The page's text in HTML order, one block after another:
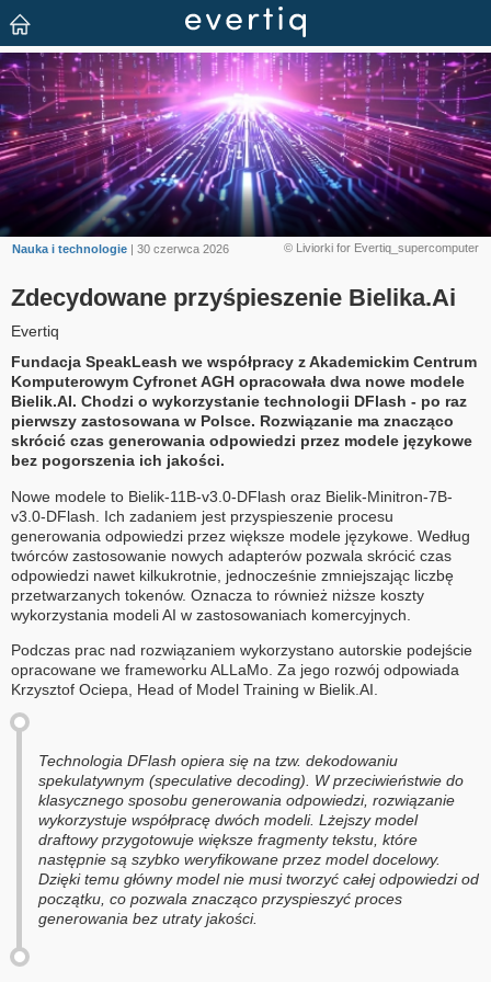
© Liviorki for Evertiq_supercomputer
Nauka i technologie | 30 czerwca 2026
Zdecydowane przyśpieszenie Bielika.Ai
Evertiq
Fundacja SpeakLeash we współpracy z Akademickim Centrum
Komputerowym Cyfronet AGH opracowała dwa nowe modele
Bielik.AI. Chodzi o wykorzystanie technologii DFlash - po raz
pierwszy zastosowana w Polsce. Rozwiązanie ma znacząco
skrócić czas generowania odpowiedzi przez modele językowe
bez pogorszenia ich jakości.
Nowe modele to Bielik-11B-v3.0-DFlash oraz Bielik-Minitron-7B-
v3.0-DFlash. Ich zadaniem jest przyspieszenie procesu
generowania odpowiedzi przez większe modele językowe. Według
twórców zastosowanie nowych adapterów pozwala skrócić czas
odpowiedzi nawet kilkukrotnie, jednocześnie zmniejszając liczbę
przetwarzanych tokenów. Oznacza to również niższe koszty
wykorzystania modeli AI w zastosowaniach komercyjnych.
Podczas prac nad rozwiązaniem wykorzystano autorskie podejście
opracowane we frameworku ALLaMo. Za jego rozwój odpowiada
Krzysztof Ociepa, Head of Model Training w Bielik.AI.
Technologia DFlash opiera się na tzw. dekodowaniu
spekulatywnym (speculative decoding). W przeciwieństwie do
klasycznego sposobu generowania odpowiedzi, rozwiązanie
wykorzystuje współpracę dwóch modeli. Lżejszy model
draftowy przygotowuje większe fragmenty tekstu, które
następnie są szybko weryfikowane przez model docelowy.
Dzięki temu główny model nie musi tworzyć całej odpowiedzi od
początku, co pozwala znacząco przyspieszyć proces
generowania bez utraty jakości.